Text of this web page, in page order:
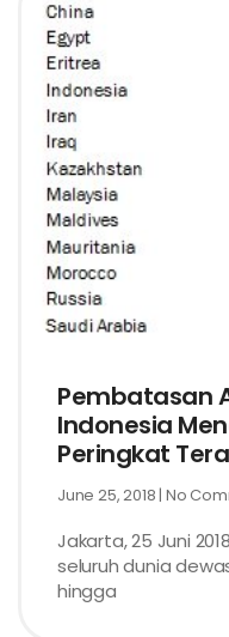
Pembatasan
Indonesia
Peringkat
June 25, 2018 No
Jakarta, 25 Juni
seluruh dunia
hingga